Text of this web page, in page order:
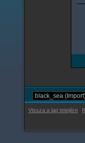
Vissza a lap tetejére